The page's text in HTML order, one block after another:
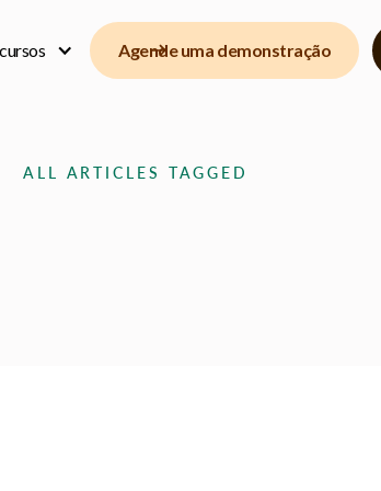
Agende uma demonstração
ALL ARTICLES TAGGED